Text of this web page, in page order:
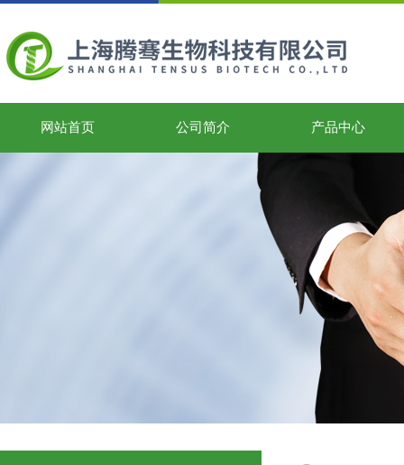
网站首页 公司简介 产品中心